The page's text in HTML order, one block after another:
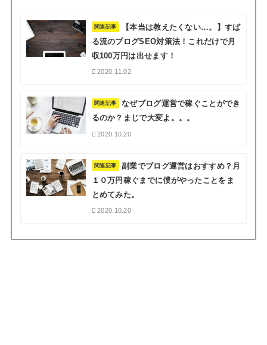
関連記事
【本当は教えたくない…。】すば
る流のブログSEO対策法！これだけで月
収100万円は出せます！
2020.11.02
関連記事
なぜブログ運営で稼ぐことができ
るのか？まじで大変よ。。。
2020.10.20
関連記事
副業でブログ運営はおすすめ？月
１０万円稼ぐまでに僕がやったことをま
とめてみた。
2020.10.20